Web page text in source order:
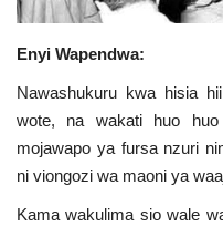
Nasser
Nyaraka na Marejeleo
Waanzilishi
Enyi Wapendwa:
Nawashukuru kwa hisia
wote, na wakati huo huo
mojawapo ya fursa nzuri
ni viongozi wa maoni ya
Kama wakulima sio wale